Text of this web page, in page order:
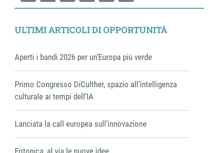
Facebook
X LinkedIn
WhatsApp
EmailShare
ULTIMI ARTICOLI DI OPPORTUNITÀ
Aperti i bandi 2026 per un’Europa più verde
Primo Congresso DiCulther, spazio all’intelligenza
culturale ai tempi dell’IA
Lanciata la call europea sull’innovazione